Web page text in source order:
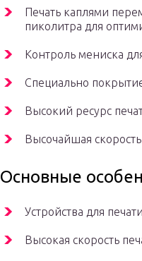
Печать каплями
пиколитра для
Контроль мениска
Специально
Высокий ресурс
Высочайшая
Основные
Устройства для
Высокая скорость